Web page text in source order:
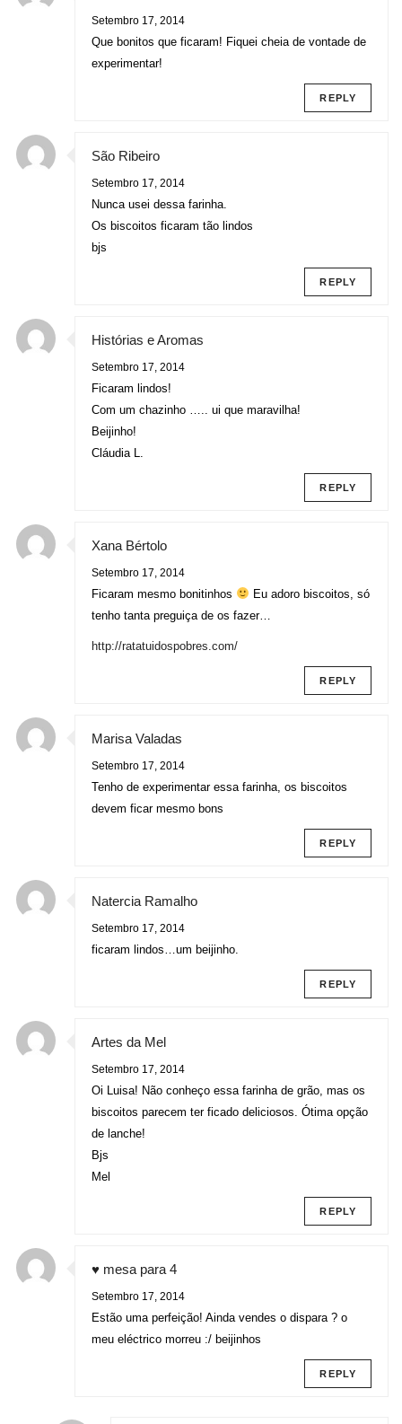
Setembro 17, 2014
Que bonitos que ficaram! Fiquei cheia de vontade de
experimentar!
REPLY
São Ribeiro
Setembro 17, 2014
Nunca usei dessa farinha.
Os biscoitos ficaram tão lindos
bjs
REPLY
Histórias e Aromas
Setembro 17, 2014
Ficaram lindos!
Com um chazinho ….. ui que maravilha!
Beijinho!
Cláudia L.
REPLY
Xana Bértolo
Setembro 17, 2014
Ficaram mesmo bonitinhos
Eu adoro biscoitos, só
tenho tanta preguiça de os fazer…
http://ratatuidospobres.com/
REPLY
Marisa Valadas
Setembro 17, 2014
Tenho de experimentar essa farinha, os biscoitos
devem ficar mesmo bons
REPLY
Natercia Ramalho
Setembro 17, 2014
ficaram lindos…um beijinho.
REPLY
Artes da Mel
Setembro 17, 2014
Oi Luisa! Não conheço essa farinha de grão, mas os
biscoitos parecem ter ficado deliciosos. Ótima opção
de lanche!
Bjs
Mel
REPLY
♥ mesa para 4
Setembro 17, 2014
Estão uma perfeição! Ainda vendes o dispara ? o
meu eléctrico morreu :/ beijinhos
REPLY